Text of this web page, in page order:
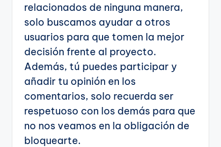
relacionados de ninguna manera,
solo buscamos ayudar a otros
usuarios para que tomen la mejor
decisión frente al proyecto.
Además, tú puedes participar y
añadir tu opinión en los
comentarios, solo recuerda ser
respetuoso con los demás para que
no nos veamos en la obligación de
bloquearte.